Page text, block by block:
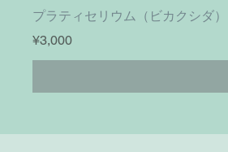
プラティセリウム（ビカクシダ
Price
¥3,000